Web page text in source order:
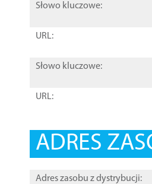
Słowo kluczowe:
URL:
Słowo kluczowe:
URL:
ADRES
Adres zasobu z dystrybucji: